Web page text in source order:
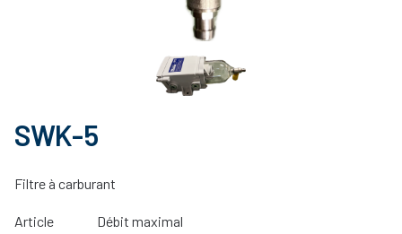
SWK-5
Filtre à carburant
Article
Débit maximal